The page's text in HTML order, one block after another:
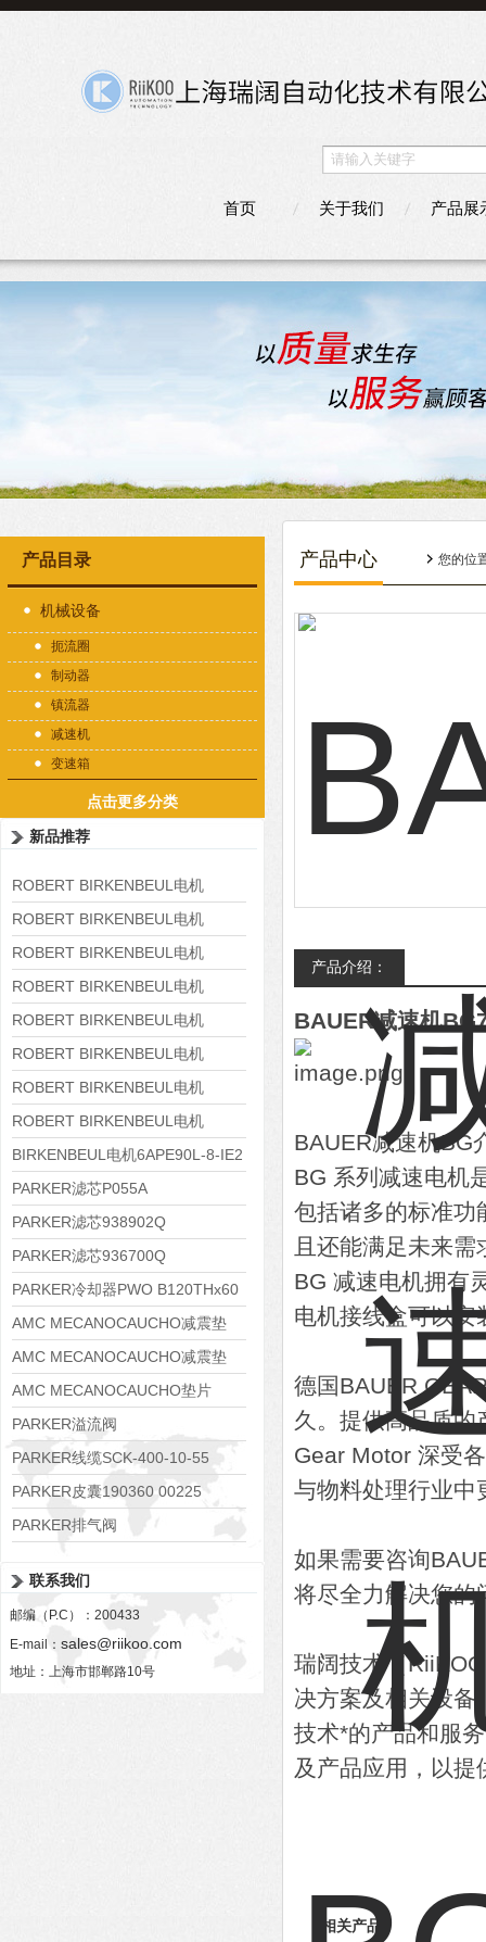
首页 关于我们 产品展
产品目录
机械设备
扼流圈
制动器
镇流器
减速机
变速箱
点击更多分类
新品推荐
ROBERT BIRKENBEUL电机
8APE225M-4-IE3
ROBERT BIRKENBEUL电机
8APE180L-4 IE3
ROBERT BIRKENBEUL电机
8APE160M-6 IE3
ROBERT BIRKENBEUL电机
8APE160L-4-IE3
ROBERT BIRKENBEUL电机
8APE112M-6K-IE3
ROBERT BIRKENBEUL电机
8APE100L-2 IE3
ROBERT BIRKENBEUL电机
8APE90S-4 IE3
ROBERT BIRKENBEUL电机
8APE80M-2K-IE3
BIRKENBEUL电机6APE90L-8-IE2
PARKER滤芯P055A
PARKER滤芯938902Q
PARKER滤芯936700Q
PARKER冷却器PWO B120THx60
AMC MECANOCAUCHO减震垫
138552
AMC MECANOCAUCHO减震垫
138551
AMC MECANOCAUCHO垫片
608074
PARKER溢流阀
RE06M35W2N1KWXG087
PARKER线缆SCK-400-10-55
PARKER皮囊190360 00225
PARKER排气阀
联系我们
邮编（P.C）：200433
E-mail： sales@riikoo.com
地址：上海市邯郸路10号
产品中心 您的位
产品介绍：
BAUER减速机
BAUER减速机BG
BG 系列减速电机
包括诸多的标准功
且还能满足未来
BG 减速电机拥有
电机接线盒可以安
德国BAUER
久。提供高品质
Gear Motor 深受
与物料处理行业中
如果需要咨询
将尽全力解决您的
瑞阔技术（
决方案及相关设备
技术*的产品和服
及产品应用，以提
相关产品